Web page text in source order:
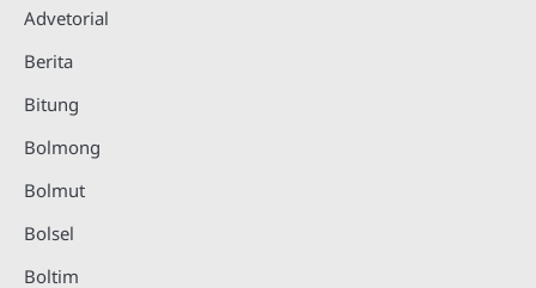
Advetorial
Berita
Bitung
Bolmong
Bolmut
Bolsel
Boltim